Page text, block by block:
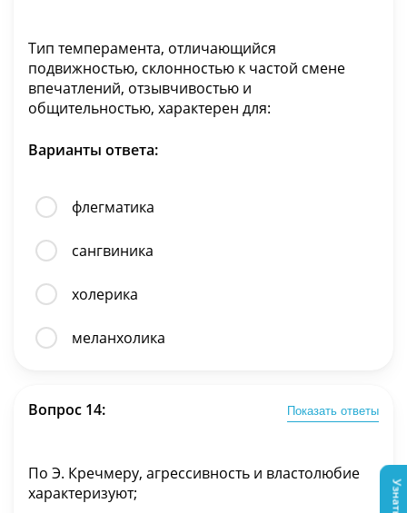
Тип темперамента, отличающийся
подвижностью, склонностью к частой смене
впечатлений, отзывчивостью и
общительностью, характерен для:
Варианты ответа:
флегматика
сангвиника
холерика
меланхолика
Вопрос 14: Показать ответы
По Э. Кречмеру, агрессивность и властолюбие
характеризуют;